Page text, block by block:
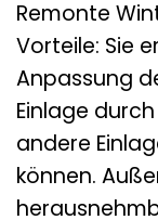
Remonte
Vorteile: Sie
Anpassung
Einlage
andere
können.